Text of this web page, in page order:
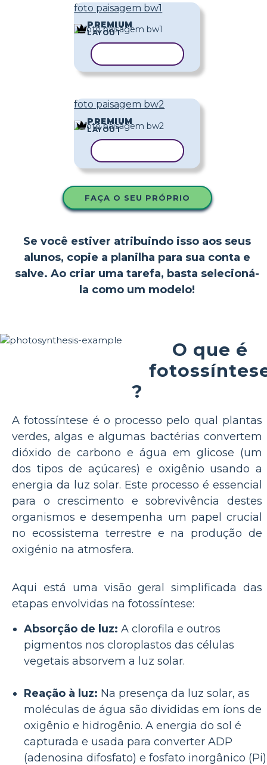
foto paisagem bw1
PREMIUM
LAYOUT
foto paisagem bw2
PREMIUM
LAYOUT
FAÇA O SEU PRÓPRIO
Se você estiver atribuindo isso aos seus
alunos, copie a planilha para sua conta e
salve. Ao criar uma tarefa, basta selecioná-
la como um modelo!
O que é
?
A fotossíntese é o processo pelo qual plantas
verdes, algas e algumas bactérias convertem
dióxido de carbono e água em glicose (um
dos tipos de açúcares) e oxigênio usando a
energia da luz solar. Este processo é essencial
para o crescimento e sobrevivência destes
organismos e desempenha um papel crucial
no ecossistema terrestre e na produção de
oxigénio na atmosfera.
Aqui está uma visão geral simplificada das
etapas envolvidas na fotossíntese:
Absorção de luz: A clorofila e outros
pigmentos nos cloroplastos das células
vegetais absorvem a luz solar.
Reação à luz: Na presença da luz solar, as
moléculas de água são divididas em íons de
oxigênio e hidrogênio. A energia do sol é
capturada e usada para converter ADP
(adenosina difosfato) e fosfato inorgânico (Pi)